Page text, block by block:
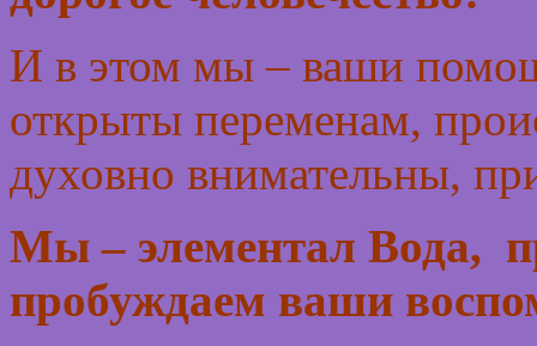
И в этом мы – ваши
открыты переменам,
духовно внимательны,
Мы – элементал Вода,
пробуждаем ваши